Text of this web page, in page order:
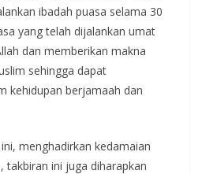
ibadah puasa selama 30
yang telah dijalankan umat
dan memberikan makna
sehingga dapat
kehidupan berjamaah dan
menghadirkan kedamaian
takbiran ini juga diharapkan